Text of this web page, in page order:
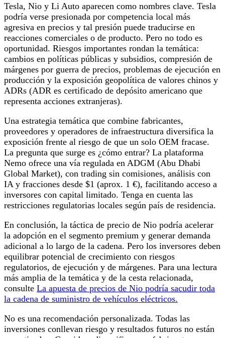
Tesla, Nio y Li Auto aparecen como nombres clave. Tesla
podría verse presionada por competencia local más
agresiva en precios y tal presión puede traducirse en
reacciones comerciales o de producto. Pero no todo es
oportunidad. Riesgos importantes rondan la temática:
cambios en políticas públicas y subsidios, compresión de
márgenes por guerra de precios, problemas de ejecución en
producción y la exposición geopolítica de valores chinos y
ADRs (ADR es certificado de depósito americano que
representa acciones extranjeras).
Una estrategia temática que combine fabricantes,
proveedores y operadores de infraestructura diversifica la
exposición frente al riesgo de que un solo OEM fracase.
La pregunta que surge es ¿cómo entrar? La plataforma
Nemo ofrece una vía regulada en ADGM (Abu Dhabi
Global Market), con trading sin comisiones, análisis con
IA y fracciones desde $1 (aprox. 1 €), facilitando acceso a
inversores con capital limitado. Tenga en cuenta las
restricciones regulatorias locales según país de residencia.
En conclusión, la táctica de precio de Nio podría acelerar
la adopción en el segmento premium y generar demanda
adicional a lo largo de la cadena. Pero los inversores deben
equilibrar potencial de crecimiento con riesgos
regulatorios, de ejecución y de márgenes. Para una lectura
más amplia de la temática y de la cesta relacionada,
consulte La apuesta de precios de Nio podría sacudir toda
la cadena de suministro de vehículos eléctricos.
No es una recomendación personalizada. Todas las
inversiones conllevan riesgo y resultados futuros no están